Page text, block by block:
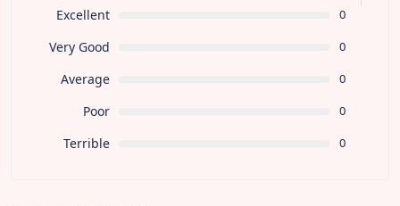
Excellent
0
Very Good 0
Average 0
Poor 0
Terrible 0